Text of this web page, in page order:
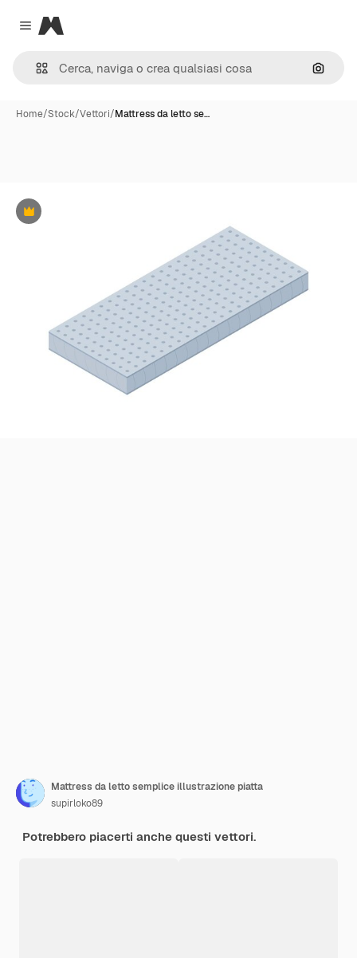
Close menu
Magnific
Cerca
Home/Stock/Vettori/Mattress da letto se…
Premium
Mattress da letto semplice illustrazione piatta
supirloko89
Potrebbero piacerti anche questi vettori.